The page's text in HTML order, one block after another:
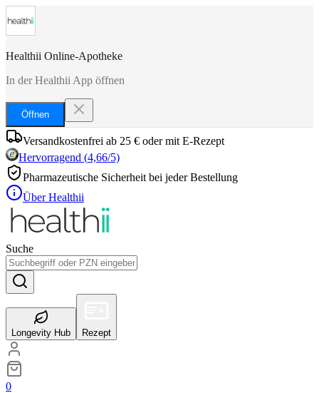
Healthii Online-Apotheke
In der Healthii App öffnen
Öffnen
Versandkostenfrei ab 25 € oder mit E-Rezept
Hervorragend (4,66/5)
Pharmazeutische Sicherheit bei jeder Bestellung
Über Healthii
Suche
Longevity Hub Rezept
0